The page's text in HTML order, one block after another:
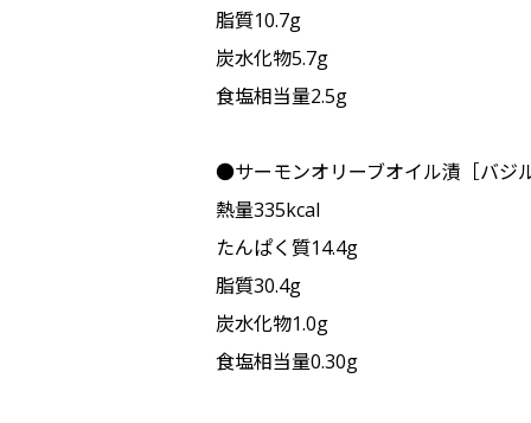
脂質10.7g
炭水化物5.7g
食塩相当量2.5g
●サーモンオリーブオイル漬［バジ
熱量335kcal
たんぱく質14.4g
脂質30.4g
炭水化物1.0g
食塩相当量0.30g